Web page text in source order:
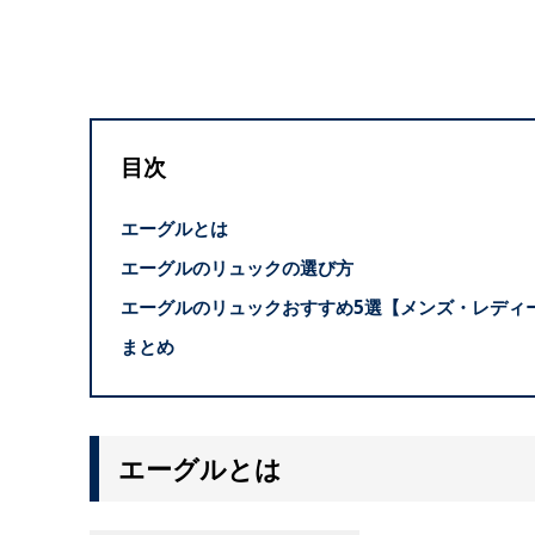
目次
エーグルとは
エーグルのリュックの選び方
エーグルのリュックおすすめ5選【メンズ・レディ
まとめ
エーグルとは